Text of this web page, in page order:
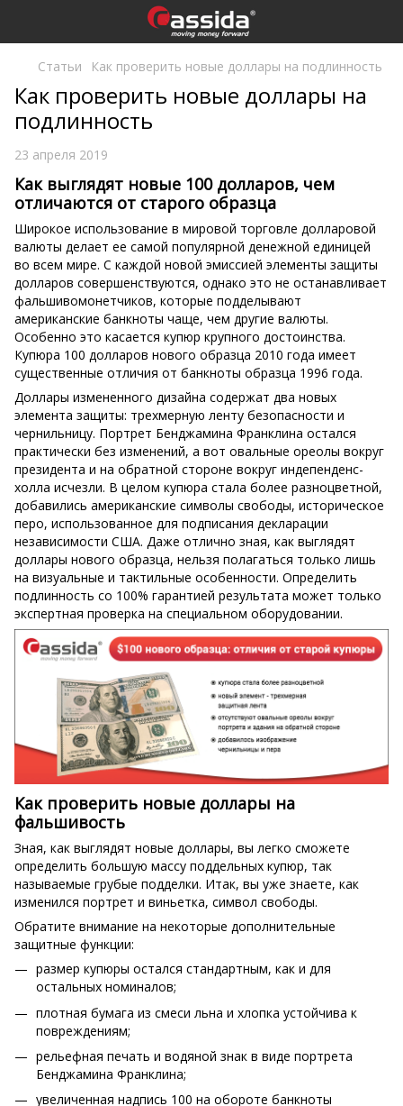
Статьи Как проверить новые доллары на подлинность
Как проверить новые доллары на
подлинность
23 апреля 2019
Как выглядят новые 100 долларов, чем
отличаются от старого образца
Широкое использование в мировой торговле долларовой
валюты делает ее самой популярной денежной единицей
во всем мире. С каждой новой эмиссией элементы защиты
долларов совершенствуются, однако это не останавливает
фальшивомонетчиков, которые подделывают
американские банкноты чаще, чем другие валюты.
Особенно это касается купюр крупного достоинства.
Купюра 100 долларов нового образца 2010 года имеет
существенные отличия от банкноты образца 1996 года.
Доллары измененного дизайна содержат два новых
элемента защиты: трехмерную ленту безопасности и
чернильницу. Портрет Бенджамина Франклина остался
практически без изменений, а вот овальные ореолы вокруг
президента и на обратной стороне вокруг индепенденс-
холла исчезли. В целом купюра стала более разноцветной,
добавились американские символы свободы, историческое
перо, использованное для подписания декларации
независимости США. Даже отлично зная, как выглядят
доллары нового образца, нельзя полагаться только лишь
на визуальные и тактильные особенности. Определить
подлинность со 100% гарантией результата может только
экспертная проверка на специальном оборудовании.
Как проверить новые доллары на
фальшивость
Зная, как выглядят новые доллары, вы легко сможете
определить большую массу поддельных купюр, так
называемые грубые подделки. Итак, вы уже знаете, как
изменился портрет и виньетка, символ свободы.
Обратите внимание на некоторые дополнительные
защитные функции:
размер купюры остался стандартным, как и для
остальных номиналов;
плотная бумага из смеси льна и хлопка устойчива к
повреждениям;
рельефная печать и водяной знак в виде портрета
Бенджамина Франклина;
увеличенная надпись 100 на обороте банкноты